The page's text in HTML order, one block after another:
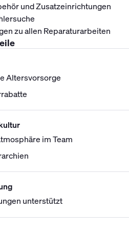
und Zusatzeinrichtungen
zu allen Reparaturarbeiten
Altersvorsorge
im Team
unterstützt